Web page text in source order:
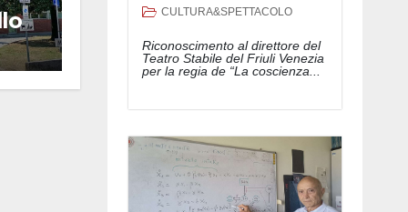
CULTURA&SPETTACOLO
Riconoscimento al direttore del
Teatro Stabile del Friuli Venezia
per la regia de “La coscienza...